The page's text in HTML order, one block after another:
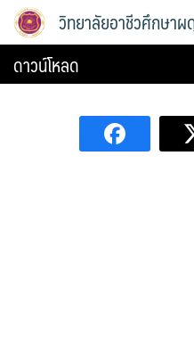
Skip
วิทยาลัยอาชีวศึกษาผ
ดาวน์โหลด